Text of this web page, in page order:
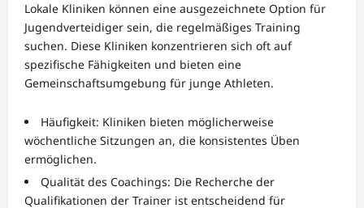
Lokale Kliniken können eine ausgezeichnete Option für
Jugendverteidiger sein, die regelmäßiges Training
suchen. Diese Kliniken konzentrieren sich oft auf
spezifische Fähigkeiten und bieten eine
Gemeinschaftsumgebung für junge Athleten.
Häufigkeit: Kliniken bieten möglicherweise
wöchentliche Sitzungen an, die konsistentes Üben
ermöglichen.
Qualität des Coachings: Die Recherche der
Qualifikationen der Trainer ist entscheidend für